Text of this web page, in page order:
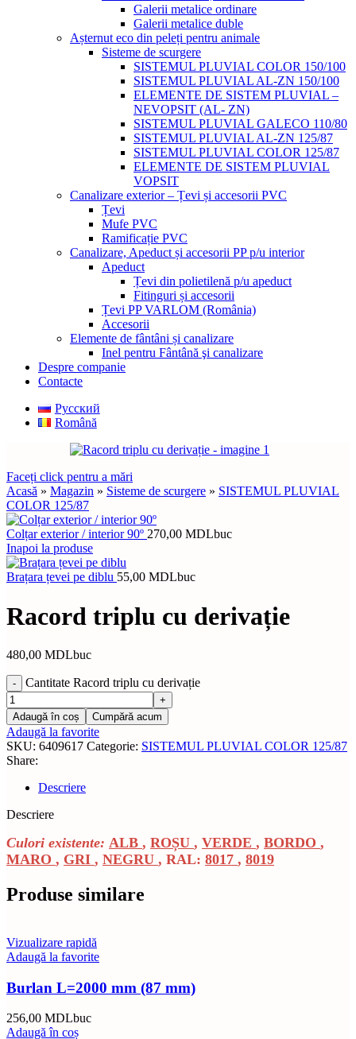
Galerii metalice ordinare
Galerii metalice duble
Așternut eco din peleți pentru animale
Sisteme de scurgere
SISTEMUL PLUVIAL COLOR 150/100
SISTEMUL PLUVIAL AL-ZN 150/100
ELEMENTE DE SISTEM PLUVIAL –
NEVOPSIT (AL- ZN)
SISTEMUL PLUVIAL GALECO 110/80
SISTEMUL PLUVIAL AL-ZN 125/87
SISTEMUL PLUVIAL COLOR 125/87
ELEMENTE DE SISTEM PLUVIAL
VOPSIT
Canalizare exterior – Țevi și accesorii PVC
Țevi
Mufe PVC
Ramificație PVC
Canalizare, Apeduct și accesorii PP p/u interior
Apeduct
Țevi din polietilenă p/u apeduct
Fitinguri și accesorii
Țevi PP VARLOM (România)
Accesorii
Elemente de fântâni și canalizare
Inel pentru Fântână şi canalizare
Despre companie
Contacte
Русский
Română
Faceți click pentru a mări
Acasă » Magazin » Sisteme de scurgere » SISTEMUL PLUVIAL
COLOR 125/87
Colțar exterior / interior 90º 270,00 MDLbuc
Inapoi la produse
Brațara țevei pe diblu 55,00 MDLbuc
Racord triplu cu derivație
480,00 MDLbuc
Cantitate Racord triplu cu derivație
Adaugă în coș Cumpără acum
Adaugă la favorite
SKU: 6409617 Categorie: SISTEMUL PLUVIAL COLOR 125/87
Share:
Descriere
Descriere
Culori existente: ALB , ROȘU , VERDE , BORDO ,
MARO , GRI , NEGRU , RAL: 8017 , 8019
Produse similare
Vizualizare rapidă
Adaugă la favorite
Burlan L=2000 mm (87 mm)
256,00 MDLbuc
Adaugă în coș